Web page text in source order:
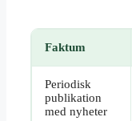
Faktum
Periodisk
publikation
med nyheter